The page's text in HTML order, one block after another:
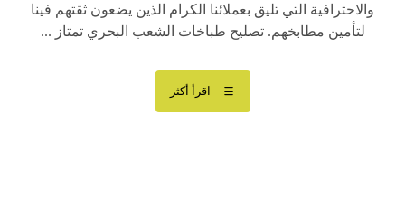
والاحترافية التي تليق بعملائنا الكرام الذين يضعون ثقتهم فينا
لتأمين مطابخهم. تصليح طباخات الشعب البحري تمتاز ...
اقرأ أكثر